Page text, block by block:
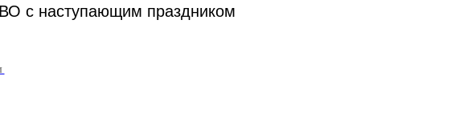
с наступающим праздником